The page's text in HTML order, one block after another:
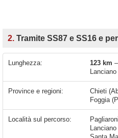
2. Tramite SS87 e SS16 e
Lunghezza: 123 km
Province e regioni:
Chieti
Foggia
Località sul percorso: